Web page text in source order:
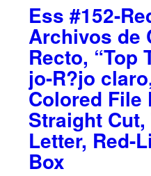
Ess #152-
Archivos de
Recto, “Top
jo-R?jo
Colored File
Straight Cut,
Letter, Red-
Box